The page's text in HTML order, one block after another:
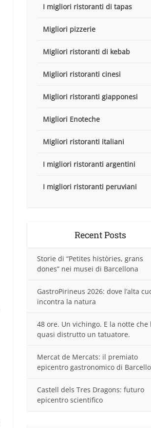
I migliori ristoranti di tapas
Migliori pizzerie
Migliori ristoranti di kebab
Migliori ristoranti cinesi
Migliori ristoranti giapponesi
Migliori Enoteche
Migliori ristoranti italiani
I migliori ristoranti argentini
I migliori ristoranti peruviani
Recent Posts
Storie di “Petites històries, grans
dones” nei musei di Barcellona
GastroPirineus 2026: dove l’alta
incontra la natura
48 ore. Un vichingo. E la notte che
quasi distrutto un tatuatore.
Mercat de Mercats: il premiato
epicentro gastronomico di
Castell dels Tres Dragons: futuro
epicentro scientifico